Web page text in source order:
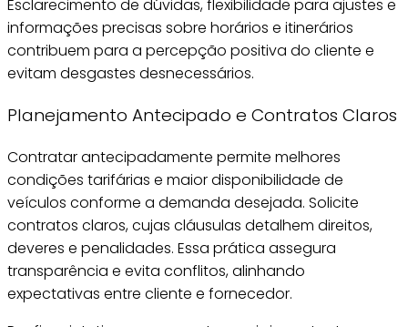
Esclarecimento de dúvidas, flexibilidade para ajustes e
informações precisas sobre horários e itinerários
contribuem para a percepção positiva do cliente e
evitam desgastes desnecessários.
Planejamento Antecipado e Contratos Claros
Contratar antecipadamente permite melhores
condições tarifárias e maior disponibilidade de
veículos conforme a demanda desejada. Solicite
contratos claros, cujas cláusulas detalhem direitos,
deveres e penalidades. Essa prática assegura
transparência e evita conflitos, alinhando
expectativas entre cliente e fornecedor.